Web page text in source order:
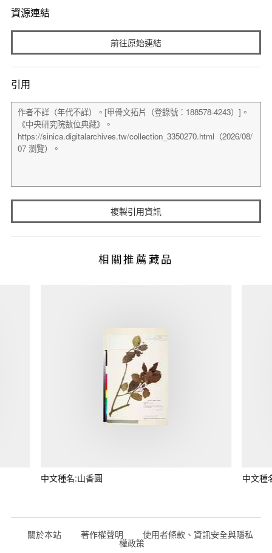
資源連結
前往原始連結
引用
複製引用資訊
相關推薦藏品
中文種名:山香圓 中文種
關於本站 著作權聲明 使用者條款、資訊安全與隱私
權政策